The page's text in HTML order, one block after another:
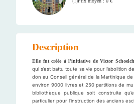
Description
Elle fut créée à l’initiative de Victor
qui s’est battu toute sa vie pour l’abolition
don au Conseil général de la Martinique
environ 9000 livres et 250 partitions de
bibliothèque publique soit construite
particulier pour l’instruction des anciens